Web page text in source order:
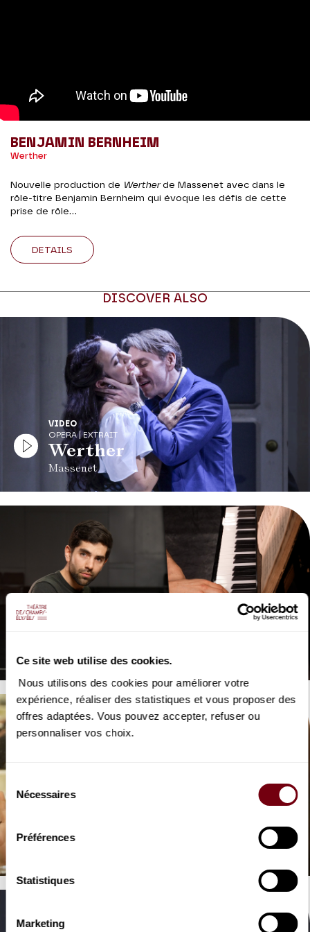
Ce site web utilise des cookies.
Nous utilisons des cookies pour améliorer votre
expérience, réaliser des statistiques et vous proposer des
offres adaptées. Vous pouvez accepter, refuser ou
personnaliser vos choix.
du Nécessaires
Préférences
Statistiques
Marketing
BENJAMIN BERNHEIM
Werther
Nouvelle production de Wertherde Massenet avec dans le
rôle-titre Benjamin Bernheim qui évoque les défis de cette
prise de rôle...
DETAILS
DISCOVER ALSO
VIDEO
OPERA | EXTRAIT
Werther
Massenet
Werther, Massenet
Marina Viotti